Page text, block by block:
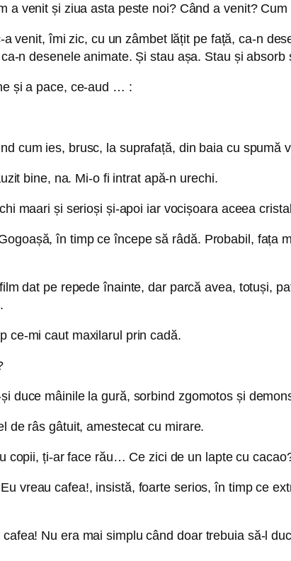
a venit și ziua asta peste noi? Când a venit? Cum
venit, îmi zic, cu un zâmbet lățit pe față, ca-n
n desenele animate. Și stau așa. Stau și absorb
și a pace, ce-aud … :
cum ies, brusc, la suprafață, din baia cu spumă
bine, na. Mi-o fi intrat apă-n urechi.
maari și serioși și-apoi iar vocișoara aceea
în timp ce începe să râdă. Probabil, fața
dat pe repede înainte, dar parcă avea, totuși,
ce-mi caut maxilarul prin cadă.
duce mâinile la gură, sorbind zgomotos și
de râs gâtuit, amestecat cu mirare.
copii, ți-ar face rău… Ce zici de un lapte cu
vreau cafea!, insistă, foarte serios, în timp ce
Nu era mai simplu când doar trebuia să-l